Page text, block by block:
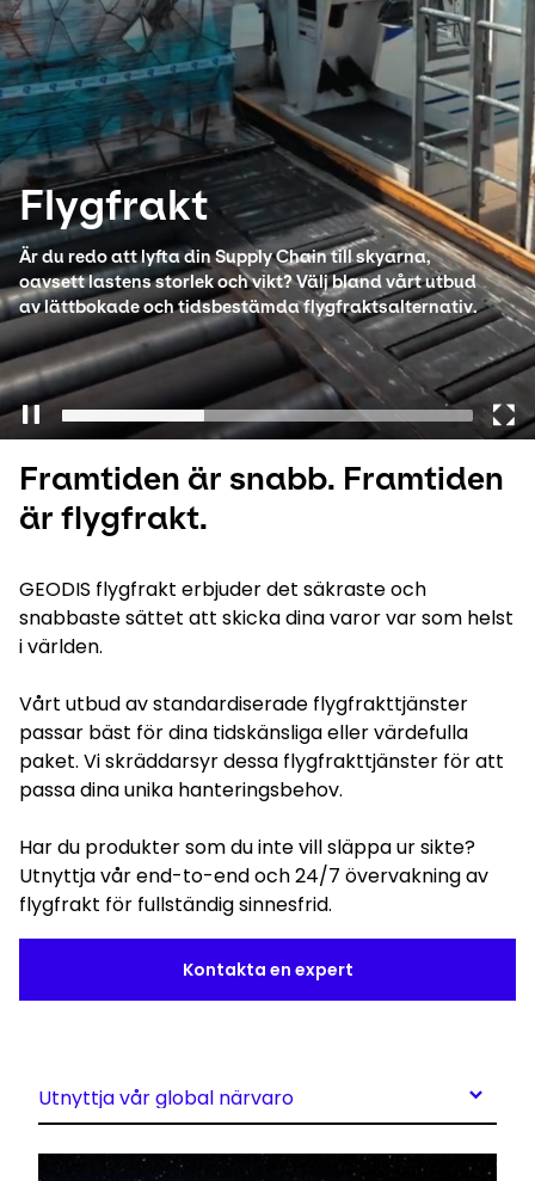
Select your country and language
Sweden - SV
Flygfrakt
Är du redo att lyfta din Supply Chain till skyarna,
oavsett lastens storlek och vikt? Välj bland vårt utbud
av lättbokade och tidsbestämda flygfraktsalternativ.
Framtiden är snabb. Framtiden
är flygfrakt.
GEODIS flygfrakt erbjuder det säkraste och
snabbaste sättet att skicka dina varor var som helst
i världen.
Vårt utbud av standardiserade flygfrakttjänster
passar bäst för dina tidskänsliga eller värdefulla
paket. Vi skräddarsyr dessa flygfrakttjänster för att
passa dina unika hanteringsbehov.
Har du produkter som du inte vill släppa ur sikte?
Utnyttja vår end-to-end och 24/7 övervakning av
flygfrakt för fullständig sinnesfrid.
Kontakta en expert
Utnyttja vår global närvaro
Keepeek